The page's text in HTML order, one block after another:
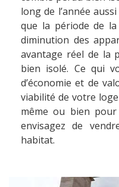
long de l’année
que la période de
diminution des
avantage réel de la
bien isolé. Ce qui
d’économie et de
viabilité de votre
même ou bien
envisagez de
habitat.